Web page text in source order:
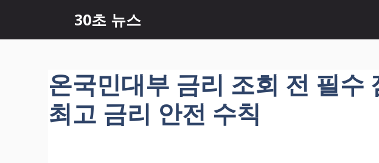
츠
30초 뉴스
온국민대부 금리 조회 전 필수
최고 금리 안전 수칙